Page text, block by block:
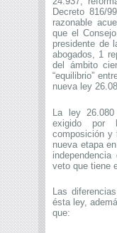
Decreto 816/
razonable
que el
presidente de
abogados, 1
del ámbito
“equilibrio”
nueva ley
La ley
exigido por
composición y
nueva etapa
veto que tiene
Las
ésta ley,
que: